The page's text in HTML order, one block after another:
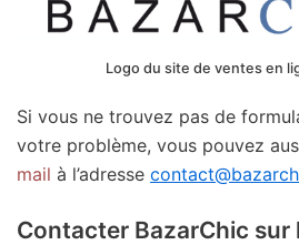
Logo du site de ventes en
Si vous ne trouvez pas de
votre problème, vous pouvez
mail à l’adresse
Contacter BazarChic sur